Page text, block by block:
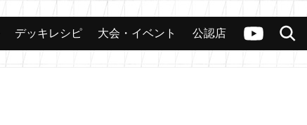
ヴァンガードch
検索
カード 大会 公認店舗 その他
デッキレシピ 大会・イベント 公認店